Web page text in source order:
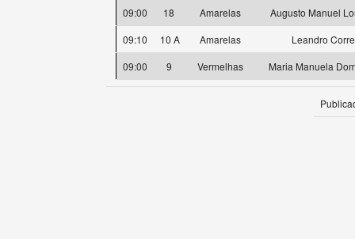
09:00 18 Amarelas
Augusto Manuel
09:10
10 A Amarelas
Leandro
09:00
9 Vermelhas Maria Manuela